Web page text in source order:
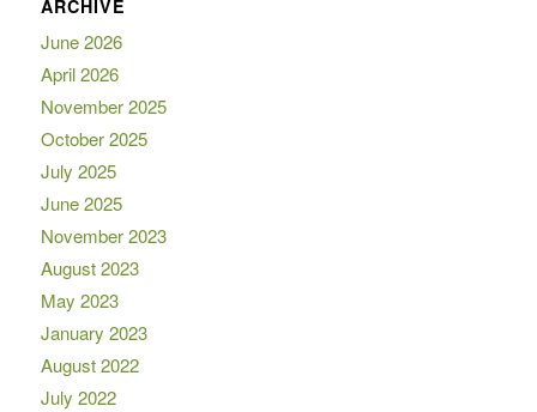
ARCHIVE
June 2026
April 2026
November 2025
October 2025
July 2025
June 2025
November 2023
August 2023
May 2023
January 2023
August 2022
July 2022